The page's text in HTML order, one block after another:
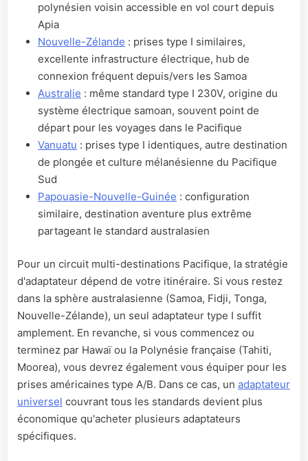
polynésien voisin accessible en vol court depuis
Apia
Nouvelle-Zélande : prises type I similaires,
excellente infrastructure électrique, hub de
connexion fréquent depuis/vers les Samoa
Australie : même standard type I 230V, origine du
système électrique samoan, souvent point de
départ pour les voyages dans le Pacifique
Vanuatu : prises type I identiques, autre destination
de plongée et culture mélanésienne du Pacifique
Sud
Papouasie-Nouvelle-Guinée : configuration
similaire, destination aventure plus extrême
partageant le standard australasien
Pour un circuit multi-destinations Pacifique, la stratégie
d'adaptateur dépend de votre itinéraire. Si vous restez
dans la sphère australasienne (Samoa, Fidji, Tonga,
Nouvelle-Zélande), un seul adaptateur type I suffit
amplement. En revanche, si vous commencez ou
terminez par Hawaï ou la Polynésie française (Tahiti,
Moorea), vous devrez également vous équiper pour les
prises américaines type A/B. Dans ce cas, un adaptateur
universel couvrant tous les standards devient plus
économique qu'acheter plusieurs adaptateurs
spécifiques.